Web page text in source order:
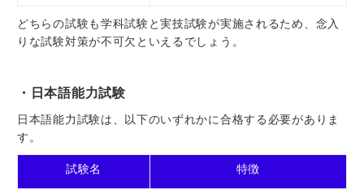
どちらの試験も学科試験と実技試験が実施されるため、念入
りな試験対策が不可欠といえるでしょう。
・日本語能力試験
日本語能力試験は、以下のいずれかに合格する必要がありま
す。
試験名 特徴